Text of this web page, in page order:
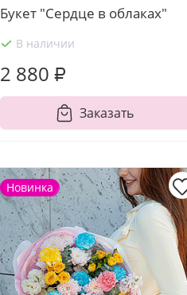
Букет "Сердце в облаках"
В наличии
2 880 ₽
Заказать
Новинка